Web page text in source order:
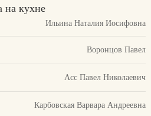
на кухне
Ильина Наталия Иосифовна
Воронцов Павел
Асс Павел Николаевич
Карбовская Варвара Андреевна